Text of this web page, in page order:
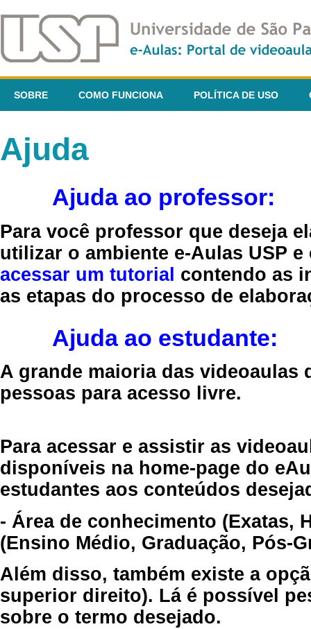
SOBRE COMO FUNCIONA POLÍTICA DE USO
Ajuda
Ajuda ao professor:
Para você professor que deseja
utilizar o ambiente e-Aulas USP
acessar um tutorial contendo as
as etapas do processo de
Ajuda ao estudante:
A grande maioria das videoaulas
pessoas para acesso livre.
Para acessar e assistir as
disponíveis na home-page do
estudantes aos conteúdos
- Área de conhecimento (Exatas,
(Ensino Médio, Graduação, Pós-
Além disso, também existe a
superior direito). Lá é possível
sobre o termo desejado.